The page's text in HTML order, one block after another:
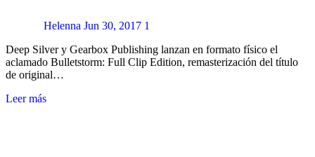
Helenna Jun 30, 2017 1
Deep Silver y Gearbox Publishing lanzan en formato físico el
aclamado Bulletstorm: Full Clip Edition, remasterización del título
de original…
Leer más